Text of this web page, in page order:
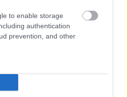
to enable storage
authentication
prevention, and other